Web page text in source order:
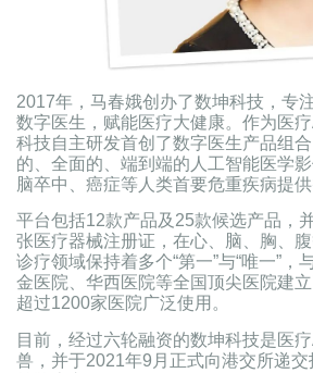
2017年，马春娥创办了数坤科技，专
数字医生，赋能医疗大健康。作为医
科技自主研发首创了数字医生产品组
的、全面的、端到端的人工智能医学影
脑卒中、癌症等人类首要危重疾病提供
平台包括12款产品及25款候选产品，
张医疗器械注册证，在心、脑、胸、
诊疗领域保持着多个“第一”与“唯一”，
金医院、华西医院等全国顶尖医院建
超过1200家医院广泛使用。
目前，经过六轮融资的数坤科技是医
兽，并于2021年9月正式向港交所递